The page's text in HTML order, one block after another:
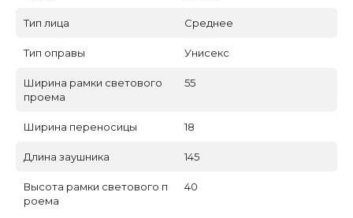
Тип лица Среднее
Тип оправы Унисекс
Ширина рамки светового
проема
55
Ширина переносицы 18
Длина заушника 145
Высота рамки светового п
роема
40